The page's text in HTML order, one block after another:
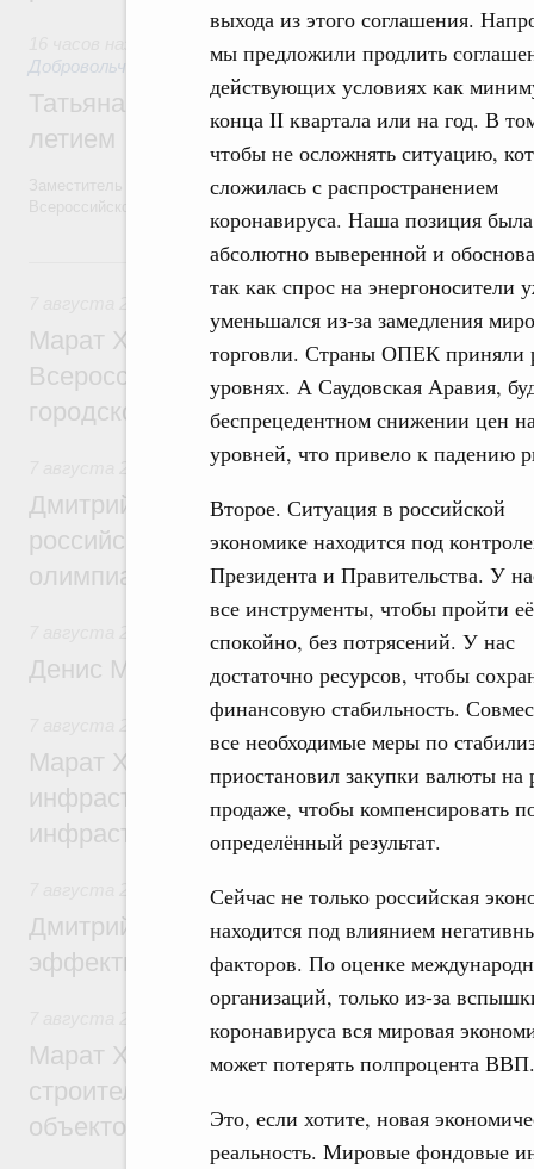
выхода из этого соглашения.
мы предложили продлить
действующих условиях как
конца II квартала или на год. В
чтобы не осложнять ситуацию,
сложилась с распространением
коронавируса. Наша позиция была
абсолютно выверенной и
так как спрос на энергоносители
уменьшался из-за замедления
торговли. Страны ОПЕК приняли
уровнях. А Саудовская Аравия,
беспрецедентном снижении цен
уровней, что привело к падению
Второе. Ситуация в российской
экономике находится под
Президента и Правительства. У
все инструменты, чтобы пройти её
спокойно, без потрясений. У нас
достаточно ресурсов, чтобы
финансовую стабильность.
все необходимые меры по
приостановил закупки валюты
продаже, чтобы компенсировать
определённый результат.
Сейчас не только российская
находится под влиянием
факторов. По оценке
организаций, только из-за
коронавируса вся мировая
может потерять полпроцента ВВП.
Это, если хотите, новая
реальность. Мировые фондовые
Добровольчество и волонтёрство. Благотворительность
Татьяна Голикова поздравила
летием
Заместитель Председателя Правительства Татьяна Голикова
Вчера
Экономика городов. Городская среда
Марат Хуснуллин провёл заседание
Всероссийского конкурса лучших
городской среды
Отрасль информационных технологий
Дмитрий Чернышенко и Сергей Кравцов
российскую сборную с победой на
олимпиаде по искусственному
Общие вопросы промышленной политики
Денис Мантуров посетил Ярославскую
Бюджеты субъектов Федерации.
Марат Хуснуллин: 15 объектов
инфраструктуры построили и обновили
инфраструктурным кредитам
Развитие сельских территорий
Дмитрий Патрушев: Синхронизация
эффективность поддержки сельских
Марат Хуснуллин: «Единый заказчик»
строительство и реконструкцию более
объектов